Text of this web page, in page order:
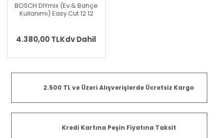
BOSCH DIYmix (Ev & Bahçe
Kullanımı) Easy Cut 12 12
İçerisinde) (Solo-Aküsüz
Makina) (Teslimat
Cihazı Yoktur)
4.380,00 TLKdv Dahil
2.500 TL ve Üzeri Alışverişlerde Ücretsiz Kargo
Kredi Kartına Peşin Fiyatına Taksit